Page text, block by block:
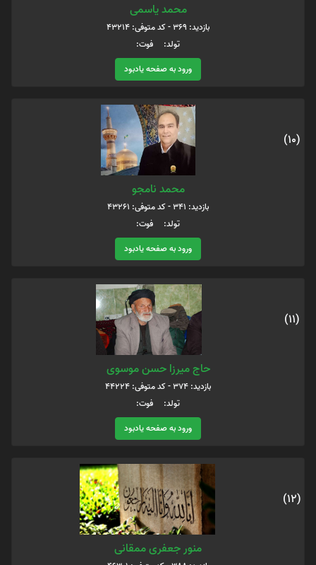
محمد یاسمی
بازدید: 369 - کد متوفی: 43214
تولد: فوت:
ورود به صفحه یادبود
(10)
محمد نامجو
بازدید: 341 - کد متوفی: 43261
تولد: فوت:
ورود به صفحه یادبود
(11)
حاج میرزا حسن موسوی
بازدید: 374 - کد متوفی: 44224
تولد: فوت:
ورود به صفحه یادبود
(12)
منور جعفری ممقانی